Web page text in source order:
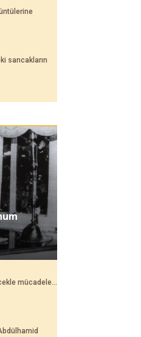
sancakların
mücadele...